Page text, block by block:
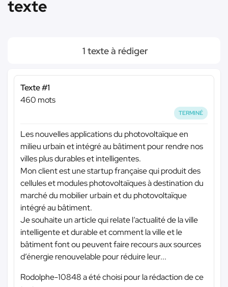
texte
1 texte à rédiger
Texte #1
460 mots
TERMINÉ
Les nouvelles applications du photovoltaïque en
milieu urbain et intégré au bâtiment pour rendre nos
villes plus durables et intelligentes.
Mon client est une startup française qui produit des
cellules et modules photovoltaïques à destination du
marché du mobilier urbain et du photovoltaïque
intégré au bâtiment.
Je souhaite un article qui relate l’actualité de la ville
intelligente et durable et comment la ville et le
bâtiment font ou peuvent faire recours aux sources
d’énergie renouvelable pour réduire leur...
Rodolphe-10848 a été choisi pour la rédaction de ce